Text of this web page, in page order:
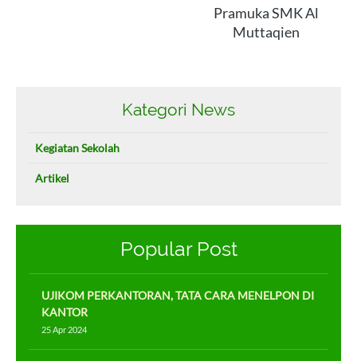
Pramuka SMK Al
Muttaqien
Kategori News
Kegiatan Sekolah
Artikel
Popular Post
UJIKOM PERKANTORAN, TATA CARA MENELPON DI
KANTOR
25 Apr 2024